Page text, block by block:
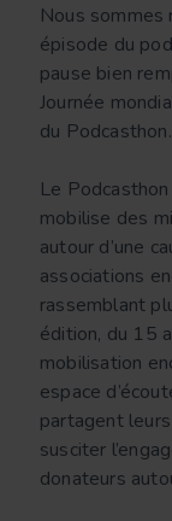
Nous sommes
épisode du
pause bien
Journée
du Podcasthon.
Le
mobilise des
autour d’une
associations
rassemblant
édition, du 15
mobilisation
espace
partagent
susciter
donateurs